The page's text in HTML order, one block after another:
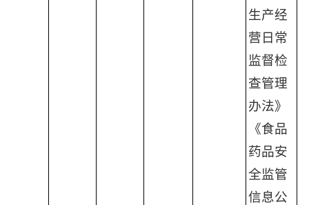
生产经
营日常
监督检
查管理
办法》
《食品
药品安
全监管
信息公